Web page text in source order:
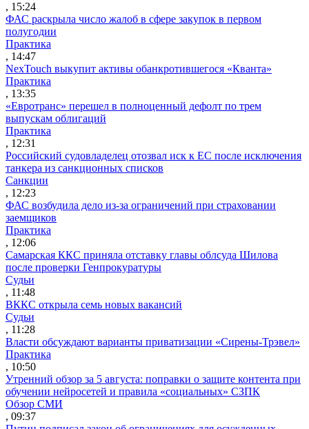
, 15:24
ФАС раскрыла число жалоб в сфере закупок в первом
полугодии
Практика
, 14:47
NexTouch выкупит активы обанкротившегося «Кванта»
Практика
, 13:35
«Евротранс» перешел в полноценный дефолт по трем
выпускам облигаций
Практика
, 12:31
Российский судовладелец отозвал иск к ЕС после исключения
танкера из санкционных списков
Санкции
, 12:23
ФАС возбудила дело из-за ограничений при страховании
заемщиков
Практика
, 12:06
Самарская ККС приняла отставку главы облсуда Шилова
после проверки Генпрокуратуры
Судьи
, 11:48
ВККС открыла семь новых вакансий
Судьи
, 11:28
Власти обсуждают варианты приватизации «Сирены-Трэвел»
Практика
, 10:50
Утренний обзор за 5 августа: поправки о защите контента при
обучении нейросетей и правила «социальных» СЗПК
Обзор СМИ
, 09:37